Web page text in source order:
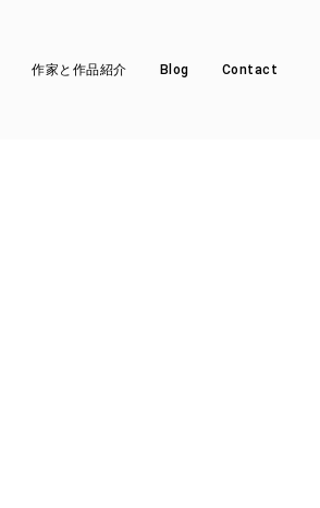
作家と作品紹介 Blog Contact